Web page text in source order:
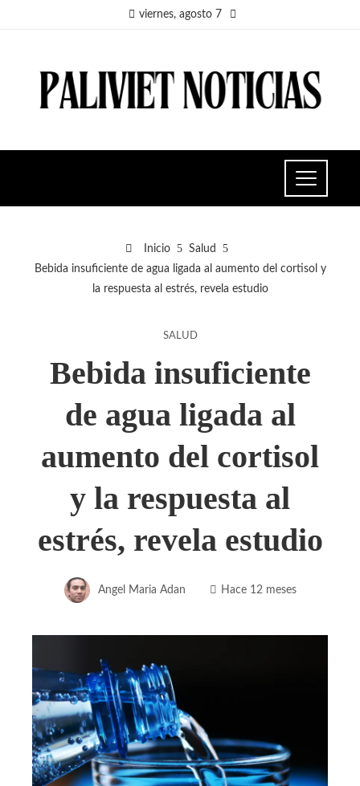
viernes, agosto 7
Inicio
Salud
Bebida insuficiente de agua ligada al aumento del cortisol y
la respuesta al estrés, revela estudio
SALUD
Bebida insuficiente
de agua ligada al
aumento del cortisol
y la respuesta al
estrés, revela estudio
Angel Maria Adan Hace 12 meses